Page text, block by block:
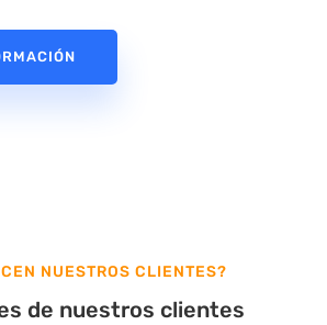
NUESTROS CLIENTES?
de nuestros clientes